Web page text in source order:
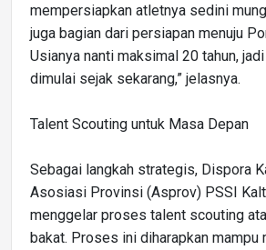
mempersiapkan atletnya sedini
juga bagian dari persiapan menuju
Usianya nanti maksimal 20 tahun,
dimulai sejak sekarang,” jelasnya.
Talent Scouting untuk Masa Depan
Sebagai langkah strategis, Dispora
Asosiasi Provinsi (Asprov) PSSI
menggelar proses talent scouting
bakat. Proses ini diharapkan mampu